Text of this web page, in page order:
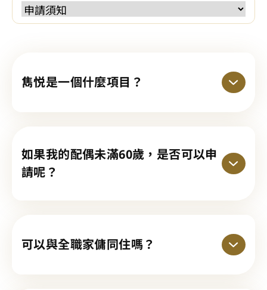
雋悦是一個什麼項目？
如果我的配偶未滿60歲，是否可以申
請呢？
可以與全職家傭同住嗎？